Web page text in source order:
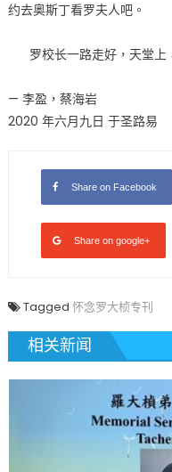
约去奥斯丁看罗夫人吧。
罗校长一路走好，天堂上
— 李盈，蔡海岩
2020 年六月九日 于圣路易
Share on Facebook
Share on google+
Tagged 怀念罗大桢专刊
相关新闻